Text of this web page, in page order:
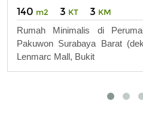
140 m2 3 KT 3 KM
Rumah Minimalis di
Pakuwon Surabaya Barat
Lenmarc Mall, Bukit